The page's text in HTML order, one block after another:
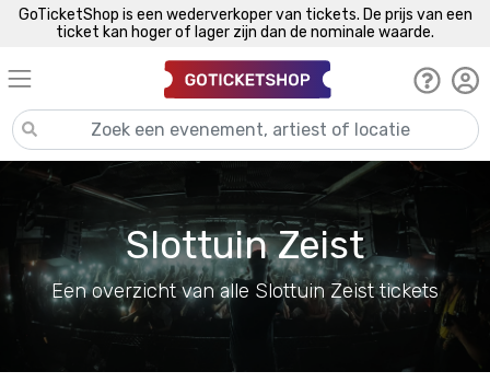
GoTicketShop is een wederverkoper van tickets. De prijs van een
ticket kan hoger of lager zijn dan de nominale waarde.
Slottuin Zeist
Een overzicht van alle Slottuin Zeist tickets